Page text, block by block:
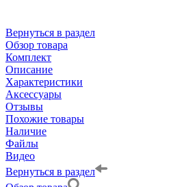
Вернуться в раздел
Обзор товара
Комплект
Описание
Характеристики
Аксессуары
Отзывы
Похожие товары
Наличие
Файлы
Видео
Вернуться в раздел